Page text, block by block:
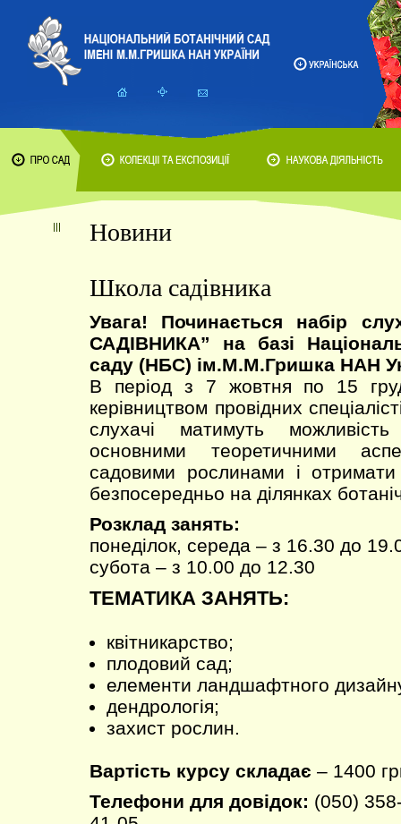
Новини
Школа садівника
Увага! Починається набір
САДІВНИКА” на базі
саду (НБС) ім.М.М.Гришка НАН
В період з 7 жовтня по 15
керівництвом провідних
слухачі матимуть
основними теоретичними
садовими рослинами і отримати
безпосередньо на ділянках
Розклад занять:
понеділок, середа – з 16.30 до
субота – з 10.00 до 12.30
ТЕМАТИКА ЗАНЯТЬ:
квітникарство;
плодовий сад;
елементи ландшафтного
дендрологія;
захист рослин.
Вартість курсу складає – 1400
Телефони для довідок: (050)